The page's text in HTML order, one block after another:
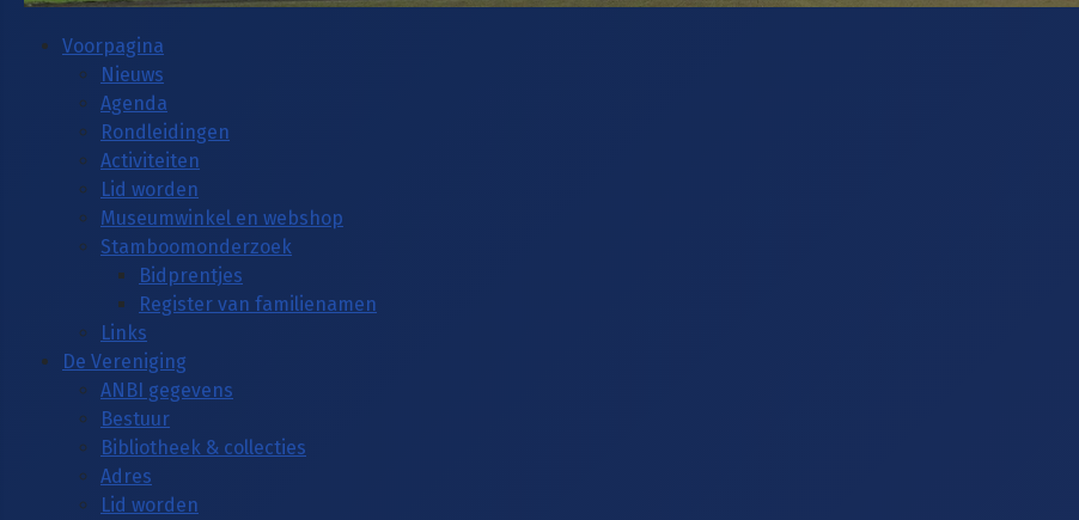
Voorpagina
Nieuws
Agenda
Rondleidingen
Activiteiten
Lid worden
Museumwinkel en webshop
Stamboomonderzoek
Bidprentjes
Register van familienamen
Links
De Vereniging
ANBI gegevens
Bestuur
Bibliotheek & collecties
Adres
Lid worden